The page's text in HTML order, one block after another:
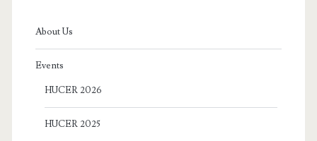
About Us
Events
HUCER 2026
HUCER 2025